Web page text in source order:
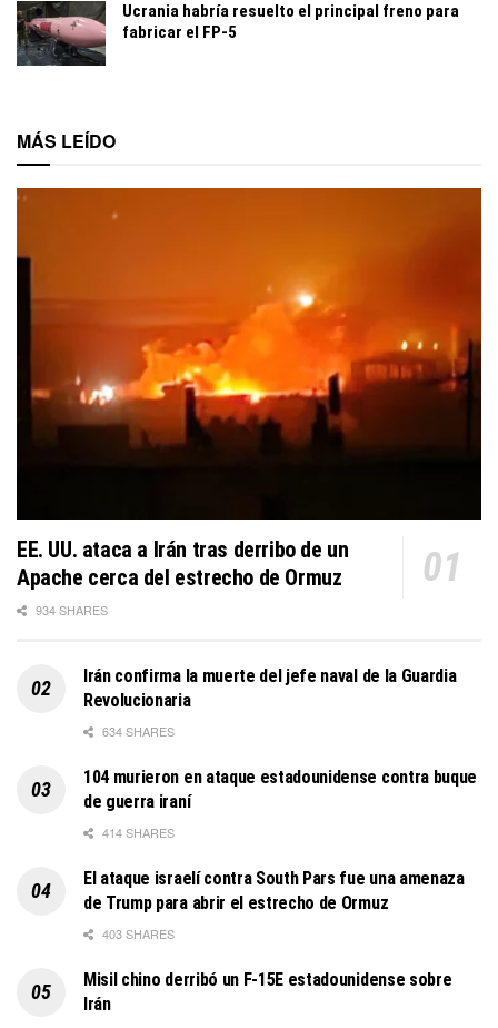
Ucrania habría resuelto el principal freno para
fabricar el FP-5
MÁS LEÍDO
EE. UU. ataca a Irán tras derribo de un
Apache cerca del estrecho de Ormuz
934 SHARES
Irán confirma la muerte del jefe naval de la Guardia
Revolucionaria
634 SHARES
104 murieron en ataque estadounidense contra buque
de guerra iraní
414 SHARES
El ataque israelí contra South Pars fue una amenaza
de Trump para abrir el estrecho de Ormuz
403 SHARES
Misil chino derribó un F-15E estadounidense sobre
Irán